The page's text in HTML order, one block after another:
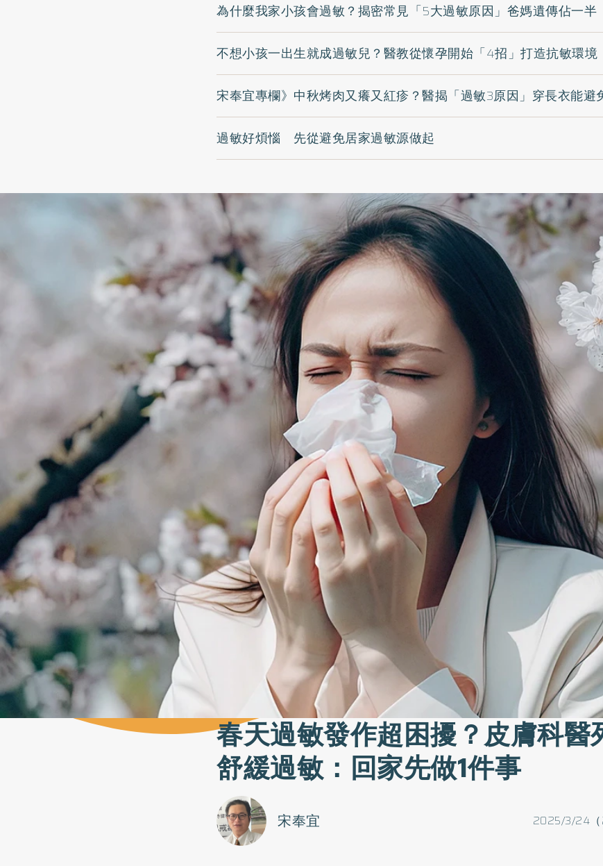
為什麼我家小孩會過敏？揭密常見「5大過敏原因」爸媽遺傳佔一半
不想小孩一出生就成過敏兒？醫教從懷孕開始「4招」打造抗敏環境
宋奉宜專欄》中秋烤肉又癢又紅疹？醫揭「過敏3原因」穿長衣能避
過敏好煩惱 先從避免居家過敏源做起
春天過敏發作超困擾？皮膚科醫
舒緩過敏：回家先做1件事
2025/3/24（
宋奉宜